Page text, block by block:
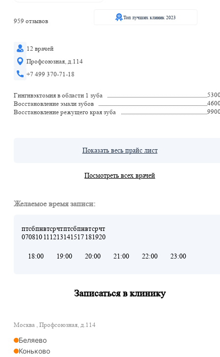
959 отзывов
Топ лучших клиник 2023
12 врачей
Профсоюзная, д.114
+7 499 370-71-18
Гингивэктомия в области 1 зуба
Восстановление эмали зубов
Восстановление режущего края зуба
Показать весь прайс лист
Посмотреть всех врачей
Желаемое время записи:
пт
07
сб
08
пн
10
вт
11
ср
12
чт
13
пт
14
сб
15
пн
17
вт
18
ср
19
чт
20
18:00 19:00 20:00 21:00 22:00 23:00
Записаться в клинику
Москва , Профсоюзная, д.114
Беляево
Коньково